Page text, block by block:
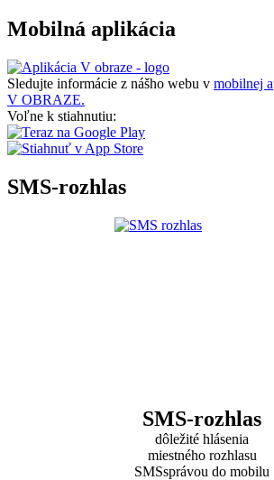
Mobilná aplikácia
Sledujte informácie z nášho webu v mobilnej
V OBRAZE.
Voľne k stiahnutiu:
SMS-rozhlas
SMS-rozhlas
dôležité hlásenia
miestného rozhlasu
SMSsprávou do mobilu